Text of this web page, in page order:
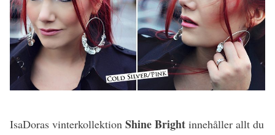
IsaDoras vinterkollektion Shine Bright innehåller allt du